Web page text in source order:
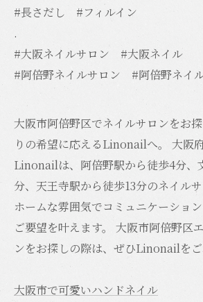
#長さだし #フィルイン
.
#大阪ネイルサロン #大阪ネイル
#阿倍野ネイルサロン #阿倍野ネイ
大阪市阿倍野区でネイルサロンをお
りの希望に応えるLinonailへ。 大阪
Linonailは、阿倍野駅から徒歩4分、
分、天王寺駅から徒歩13分のネイル
ホームな雰囲気でコミュニケーショ
ご要望を叶えます。 大阪市阿倍野区
ンをお探しの際は、ぜひLinonailをご
大阪市で可愛いハンドネイル